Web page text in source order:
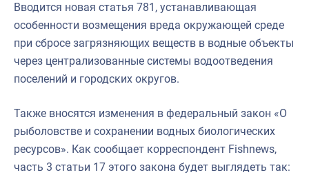
Вводится новая статья 781, устанавливающая
особенности возмещения вреда окружающей среде
при сбросе загрязняющих веществ в водные объекты
через централизованные системы водоотведения
поселений и городских округов.
Также вносятся изменения в федеральный закон «О
рыболовстве и сохранении водных биологических
ресурсов». Как сообщает корреспондент Fishnews,
часть 3 статьи 17 этого закона будет выглядеть так: